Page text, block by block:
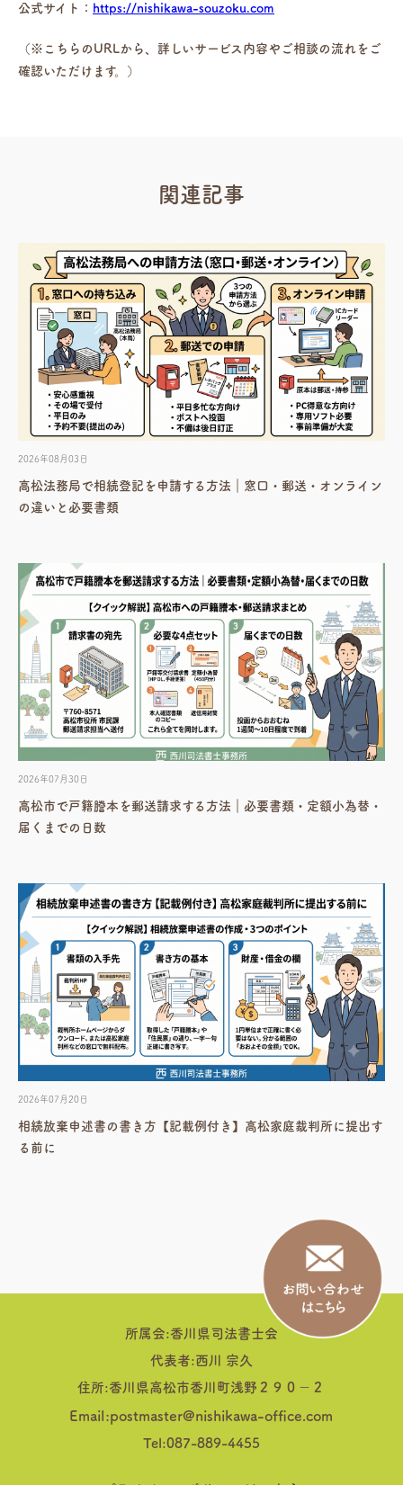
公式サイト： https://nishikawa-souzoku.com
（※こちらのURLから、詳しいサービス内容やご相談の流れをご
確認いただけます。）
関連記事
2026年08月03日
高松法務局で相続登記を申請する方法｜窓口・郵送・オンライン
の違いと必要書類
2026年07月30日
高松市で戸籍謄本を郵送請求する方法｜必要書類・定額小為替・
届くまでの日数
2026年07月20日
相続放棄申述書の書き方【記載例付き】高松家庭裁判所に提出す
る前に
所属会:香川県司法書士会
代表者:西川 宗久
住所:香川県高松市香川町浅野２９０−２
Email:postmaster@nishikawa-office.com
Tel:087-889-4455